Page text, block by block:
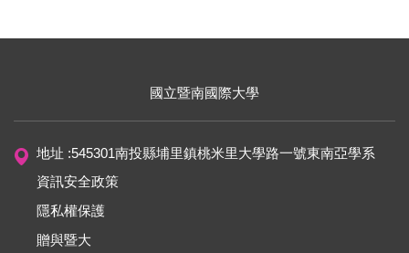
國立暨南國際大學
地址 :545301南投縣埔里鎮桃米里大學路一號東南亞學系
資訊安全政策
隱私權保護
贈與暨大